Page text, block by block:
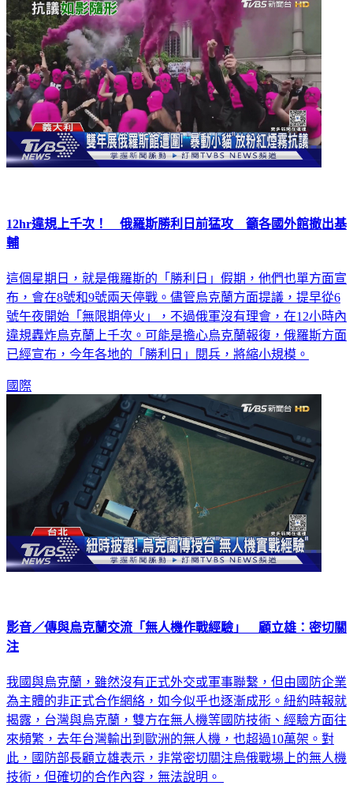
12hr違規上千次！ 俄羅斯勝利日前猛攻 籲各國外館撤出基
輔
這個星期日，就是俄羅斯的「勝利日」假期，他們也單方面宣
布，會在8號和9號兩天停戰。儘管烏克蘭方面提議，提早從6
號午夜開始「無限期停火」，不過俄軍沒有理會，在12小時內
違規轟炸烏克蘭上千次。可能是擔心烏克蘭報復，俄羅斯方面
已經宣布，今年各地的「勝利日」閱兵，將縮小規模。
國際
影音／傳與烏克蘭交流「無人機作戰經驗」 顧立雄：密切關
注
我國與烏克蘭，雖然沒有正式外交或軍事聯繫，但由國防企業
為主體的非正式合作網絡，如今似乎也逐漸成形。紐約時報就
揭露，台灣與烏克蘭，雙方在無人機等國防技術、經驗方面往
來頻繁，去年台灣輸出到歐洲的無人機，也超過10萬架。對
此，國防部長顧立雄表示，非常密切關注烏俄戰場上的無人機
技術，但確切的合作內容，無法說明。